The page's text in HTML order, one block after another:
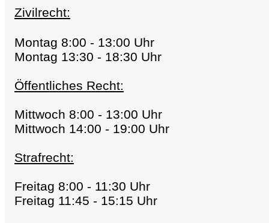
Zivilrecht:
Montag 8:00 - 13:00 Uhr
Montag 13:30 - 18:30 Uhr
Öffentliches Recht:
Mittwoch 8:00 - 13:00 Uhr
Mittwoch 14:00 - 19:00 Uhr
Strafrecht:
Freitag 8:00 - 11:30 Uhr
Freitag 11:45 - 15:15 Uhr